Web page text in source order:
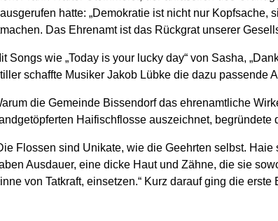
hatte: „Demokratie ist nicht nur Kopfsache,
Das Ehrenamt ist das Rückgrat unserer
Songs wie „Today is your lucky day“ von Sasha,
schaffte Musiker Jakob Lübke die dazu passende
die Gemeinde Bissendorf das ehrenamtliche
Haifischflosse auszeichnet, begründete
Flossen sind Unikate, wie die Geehrten selbst.
Ausdauer, eine dicke Haut und Zähne, die sie
von Tatkraft, einsetzen.“ Kurz darauf ging die